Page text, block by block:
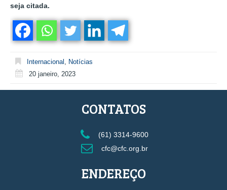
seja citada.
Internacional
Notícias
20 janeiro, 2023
CONTATOS
(61) 3314-9600
cfc@cfc.org.br
ENDEREÇO